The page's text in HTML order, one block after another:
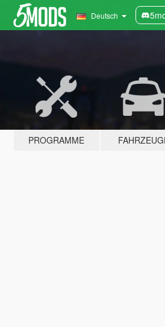
Deutsch
PROGRAMME